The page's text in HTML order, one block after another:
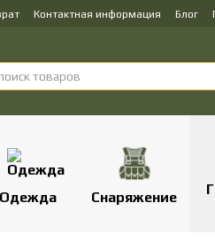
Контактная информация Блог
Одежда Снаряжение